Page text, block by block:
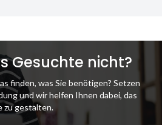
Gesuchte nicht?
finden, was Sie benötigen? Setzen
und wir helfen Ihnen dabei, das
zu gestalten.